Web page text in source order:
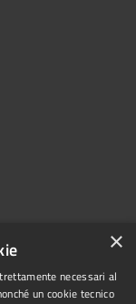
×
necessari al
un cookie tecnico